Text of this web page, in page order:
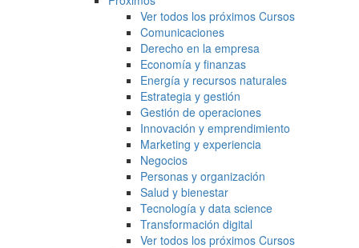
Ver todos los próximos Cursos
Comunicaciones
Derecho en la empresa
Economía y finanzas
Energía y recursos naturales
Estrategia y gestión
Gestión de operaciones
Innovación y emprendimiento
Marketing y experiencia
Negocios
Personas y organización
Salud y bienestar
Tecnología y data science
Transformación digital
Ver todos los próximos Cursos